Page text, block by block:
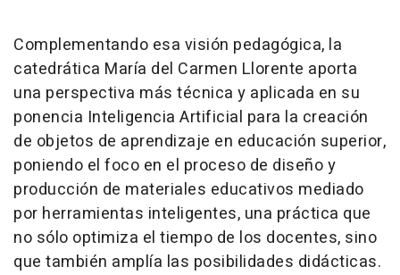
Complementando esa visión pedagógica, la
catedrática María del Carmen Llorente aporta
una perspectiva más técnica y aplicada en su
ponencia Inteligencia Artificial para la creación
de objetos de aprendizaje en educación superior,
poniendo el foco en el proceso de diseño y
producción de materiales educativos mediado
por herramientas inteligentes, una práctica que
no sólo optimiza el tiempo de los docentes, sino
que también amplía las posibilidades didácticas.